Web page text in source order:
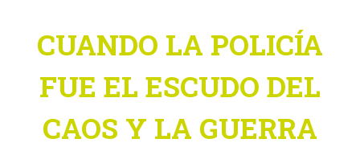
CUANDO LA POLICÍA
FUE EL ESCUDO DEL
CAOS Y LA GUERRA